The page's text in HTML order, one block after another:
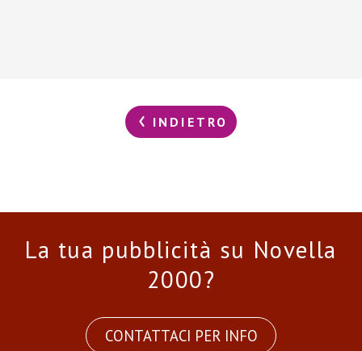
INDIETRO
La tua pubblicità su Novella
2000?
CONTATTACI PER INFO